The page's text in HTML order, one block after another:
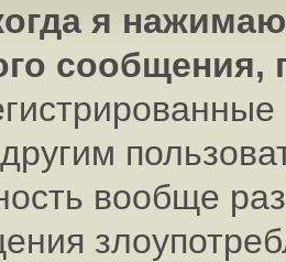
я
сообщения,
вообще